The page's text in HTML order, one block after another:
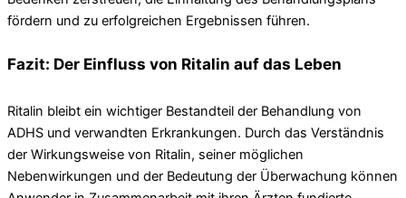
fördern und zu erfolgreichen Ergebnissen führen.
Fazit: Der Einfluss von Ritalin auf das Leben
Ritalin bleibt ein wichtiger Bestandteil der Behandlung von
ADHS und verwandten Erkrankungen. Durch das Verständnis
der Wirkungsweise von Ritalin, seiner möglichen
Nebenwirkungen und der Bedeutung der Überwachung können